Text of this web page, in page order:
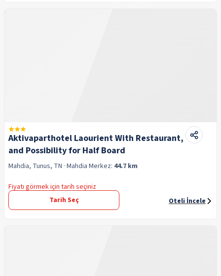
Aktivaparthotel Laourient With Restaurant,
and Possibility for Half Board
Mahdia, Tunus, TN · Mahdia Merkez: 44.7 km
Fiyatı görmek için tarih seçiniz
Tarih Seç
Oteli İncele